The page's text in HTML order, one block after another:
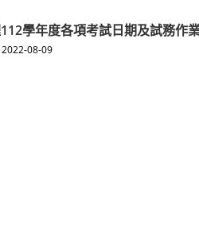
學年度各項考試日期及試務作
2022-08-09